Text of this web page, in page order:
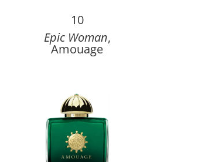
10
Epic Woman,
Amouage